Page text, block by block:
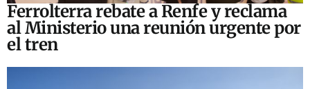
Ferrolterra rebate a Renfe y reclama
al Ministerio una reunión urgente por
el tren